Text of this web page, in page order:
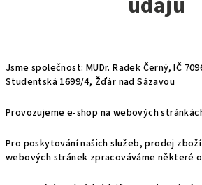
Jsme společnost: MUDr. Radek Černý, IČ
Studentská 1699/4, Žďár nad Sázavou
Provozujeme e-shop na webových
Pro poskytování našichslužeb, prodej zboží
webových stránek zpracováváme některé